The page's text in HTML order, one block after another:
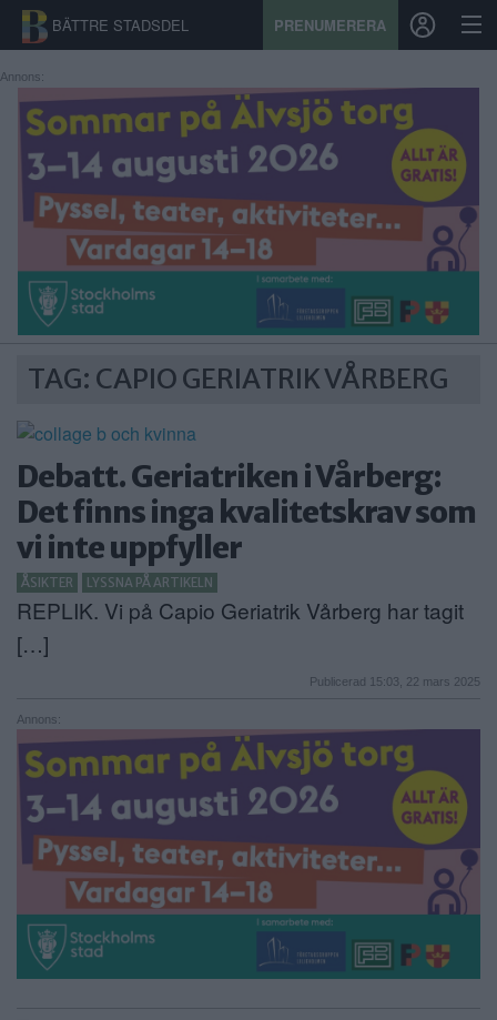
BÄTTRE STADSDEL PRENUMERERA
START
STADSDEL
PRENUMERATION
SPORT
ÅSIKTER
KALENDER
KONTAKT
SAMARBETEN
ANNONSERA
NÄRINGSLIV
MER
Annons:
TAG: CAPIO GERIATRIK VÅRBERG
Debatt. Geriatriken i Vårberg:
Det finns inga kvalitetskrav som
vi inte uppfyller
ÅSIKTER LYSSNA PÅ ARTIKELN
REPLIK. Vi på Capio Geriatrik Vårberg har tagit
[…]
Publicerad 15:03, 22 mars 2025
Annons: